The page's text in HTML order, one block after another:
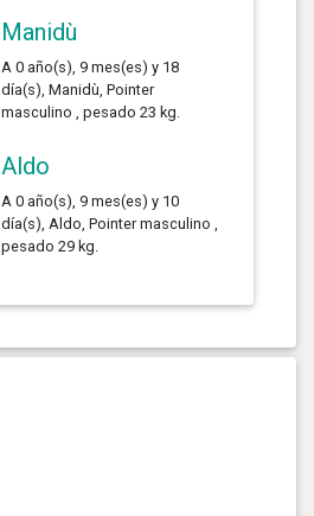
Manidù
A 0 año(s), 9 mes(es) y 18
día(s), Manidù, Pointer
masculino , pesado 23 kg.
Aldo
A 0 año(s), 9 mes(es) y 10
día(s), Aldo, Pointer masculino ,
pesado 29 kg.